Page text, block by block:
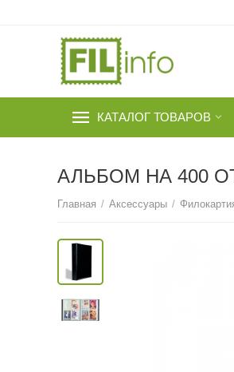
КАТАЛОГ ТОВАРОВ
АЛЬБОМ НА 400
Главная / Аксессуары /